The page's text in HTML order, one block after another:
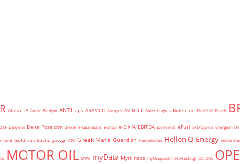
Alpha TV Andre Bledjian ANT1 app ARAMCO Autogas AVINOIL Baker Hughes Biden Joe BlueFuel Bosch
DAF Dailymail Delta Poseidon diesel e-katanalotis e-shop e-ΕΦΚΑ EBITDA Economist eFuel EKO Cyprus Energean Oil
fund Goldman Sachs gov.gr GPS Greek Mafia Guardian Handelsblatt HelleniQ Energy Inside
MOTOR OIL MWh myData Mytilineos myΘέρμανση newsauto.gr OIL ONE